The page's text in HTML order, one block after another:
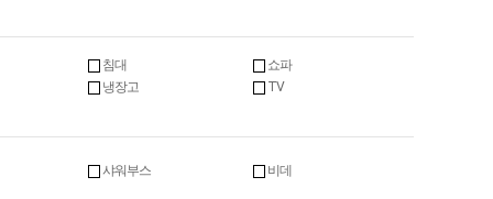
침대
쇼파
냉장고
TV
샤워부스 비데